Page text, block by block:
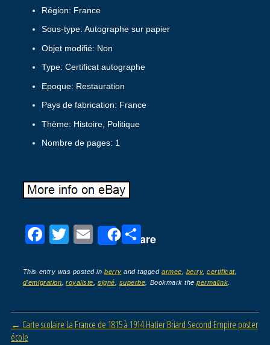
Région: France
Sous-type: Autographe sur papier
Objet modifié: Non
Type: Certificat autographe
Epoque: Restauration
Pays de fabrication: France
Thème: Histoire, Politique
Nombre de pages: 1
F
c
e
b
o
T
tt
er
E
ail
Share
P
ta
g
er
This entry was posted inberry and tagged armee berry,certificat,
d'emigration ,royaliste ,signé superbe . Bookmark thepermalink
Post navigation
← Carte scolaire La France de 1815 à 1914 Hatier Briard Second Empire poster
école